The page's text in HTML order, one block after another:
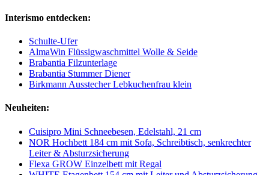
Interismo entdecken:
Schulte-Ufer
AlmaWin Flüssigwaschmittel Wolle & Seide
Brabantia Filzunterlage
Brabantia Stummer Diener
Birkmann Ausstecher Lebkuchenfrau klein
Neuheiten:
Cuisipro Mini Schneebesen, Edelstahl, 21 cm
NOR Hochbett 184 cm mit Sofa, Schreibtisch, senkrechter
Leiter & Absturzsicherung
Flexa GROW Einzelbett mit Regal